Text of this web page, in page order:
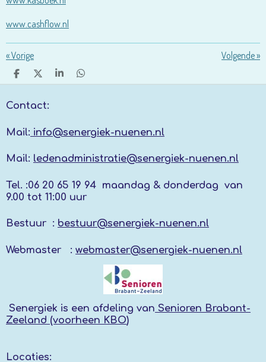
www.cashflow.nl
«Vorige Volgende»
D
E
D
L
S
D
Contact:
Mail: info@senergiek-nuenen.nl
Mail: ledenadministratie@senergiek-nuenen.nl
Tel. :06 20 65 19 94 maandag & donderdag van
9.00 tot 11:00 uur
Bestuur : bestuur@senergiek-nuenen.nl
Webmaster : webmaster@senergiek-nuenen.nl
Senergiek is een afdeling van Senioren Brabant-
Zeeland (voorheen KBO)
Locaties: